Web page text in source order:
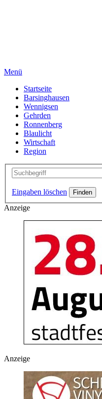
Menü
Startseite
Barsinghausen
Wennigsen
Gehrden
Ronnenberg
Blaulicht
Wirtschaft
Region
Eingaben löschen
Anzeige
Anzeige